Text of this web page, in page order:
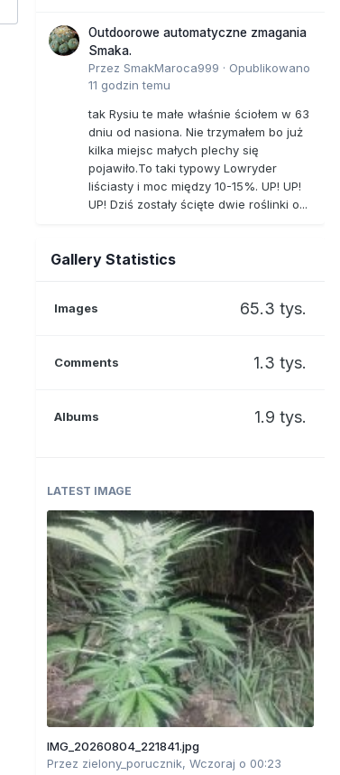
Outdoorowe automatyczne zmagania
Smaka.
Przez SmakMaroca999 · Opublikowano
11 godzin temu
tak Rysiu te małe właśnie ściołem w 63
dniu od nasiona. Nie trzymałem bo już
kilka miejsc małych plechy się
pojawiło.To taki typowy Lowryder
liściasty i moc między 10-15%. UP! UP!
UP! Dziś zostały ścięte dwie roślinki o...
Gallery Statistics
Images 65.3 tys.
Comments 1.3 tys.
Albums 1.9 tys.
LATEST IMAGE
IMG_20260804_221841.jpg
Przez zielony_porucznik, Wczoraj o 00:23